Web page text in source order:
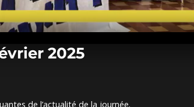
2025
de l’actualité de la journée.